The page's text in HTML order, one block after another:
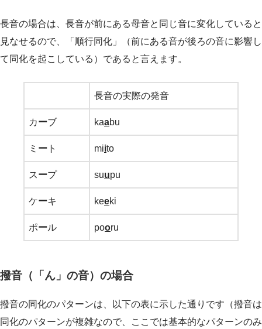
長音の場合は、長音が前にある母音と同じ音に変化していると
見なせるので、「順行同化」（前にある音が後ろの音に影響し
て同化を起こしている）であると言えます。
長音の実際の発音
カーブ kaabu
ミ ー ト miito
スープ suupu
ケーキ keeki
ポール pooru
撥音（「ん」の音）の場合
撥音の同化のパターンは、以下の表に示した通りです（撥音は
同化のパターンが複雑なので、ここでは基本的なパターンのみ